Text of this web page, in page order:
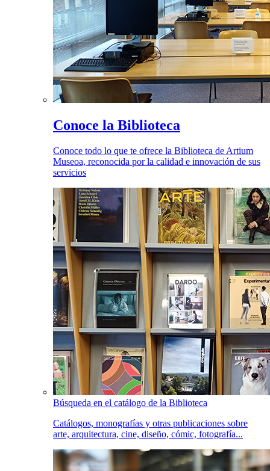
Conoce la Biblioteca
Conoce todo lo que te ofrece la Biblioteca de Artium
Museoa, reconocida por la calidad e innovación de sus
servicios
Búsqueda en el catálogo de la Biblioteca
Catálogos, monografías y otras publicaciones sobre
arte, arquitectura, cine, diseño, cómic, fotografía...